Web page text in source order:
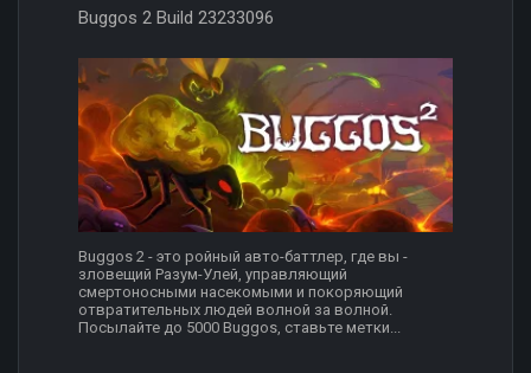
Buggos 2 Build 23233096
Buggos 2 - это ройный авто-баттлер, где вы -
зловещий Разум-Улей, управляющий
смертоносными насекомыми и покоряющий
отвратительных людей волной за волной.
Посылайте до 5000 Buggos, ставьте метки...